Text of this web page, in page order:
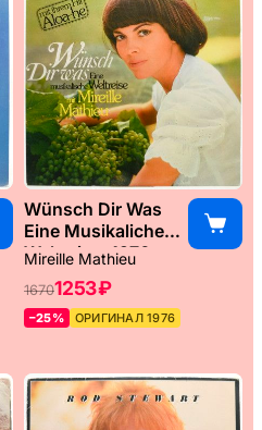
Wünsch Dir Was
Eine Musikaliche
Weltreise, 1976
Mireille Mathieu
16701253 ₽
–25% ОРИГИНАЛ 1976